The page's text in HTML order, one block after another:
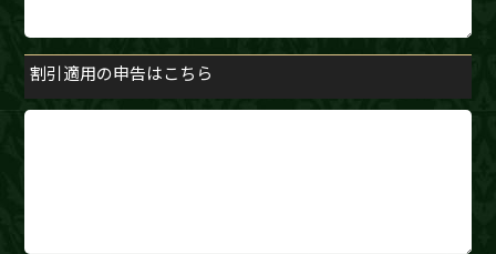
割引適用の申告はこちら